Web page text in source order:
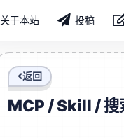
关于本站 投稿
返回
MCP / Skill / 搜